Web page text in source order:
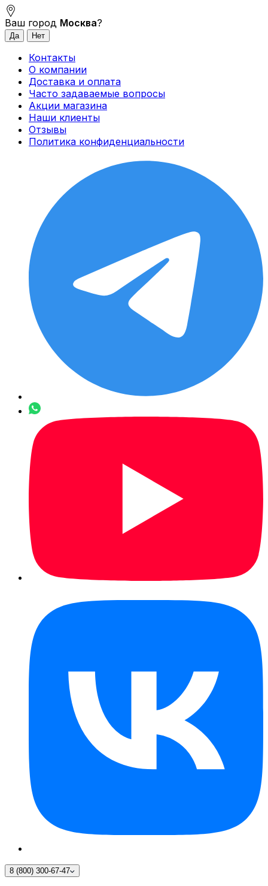
Ваш город Москва?
Контакты
О компании
Доставка и оплата
Часто задаваемые вопросы
Акции магазина
Наши клиенты
Отзывы
Политика конфиденциальности
8 (800) 300-67-47